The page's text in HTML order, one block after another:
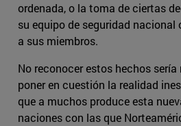
ordenada, o la toma de ciertas
su equipo de seguridad
a sus miembros.
No reconocer estos hechos
poner en cuestión la realidad
que a muchos produce esta
naciones con las que